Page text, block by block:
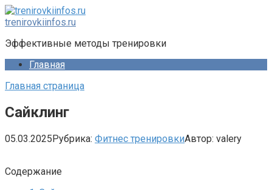
Перейти
к
trenirovkiinfos.ru
Эффективные методы тренировки
Главная
Главная страница
Сайклинг
05.03.2025Рубрика: Фитнес тренировкиАвтор: valery
Содержание